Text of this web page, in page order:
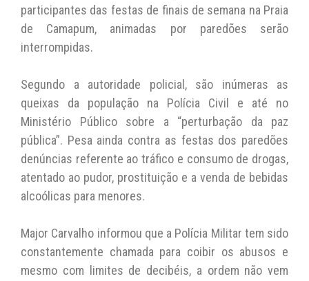
participantes das festas de finais de semana na Praia
de Camapum, animadas por paredões serão
interrompidas.
Segundo a autoridade policial, são inúmeras as
queixas da população na Polícia Civil e até no
Ministério Público sobre a “perturbação da paz
pública”. Pesa ainda contra as festas dos paredões
denúncias referente ao tráfico e consumo de drogas,
atentado ao pudor, prostituição e a venda de bebidas
alcoólicas para menores.
Major Carvalho informou que a Polícia Militar tem sido
constantemente chamada para coibir os abusos e
mesmo com limites de decibéis, a ordem não vem